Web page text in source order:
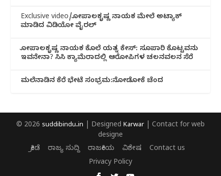
Exclusive video/ಗೋಪಾಲಕೃಷ್ಣ ನಾಯಕ ಮೇಲೆ ಅಟ್ಯಾಕ್
ಮಾಡಿದ ವಿಡಿಯೋ ವೈರಲ್
ಗೋಪಾಲಕೃಷ್ಣ ನಾಯಕ ಕೊಲೆ ಯತ್ನ ಕೇಸ್: ಸೂಪಾರಿ ಕೊಟ್ಟವನು
ಇವನೇನಾ? ಸಿಸಿ ಕ್ಯಾಮೆರಾದಲ್ಲಿ ಆರೋಪಿಗಳ ಚಲನವಲನ ಸೆರೆ
ಮಲೆನಾಡಿ‌ನ ಕೆರೆ ಭೇಟೆ ಸಂಭ್ರಮ:ನೋಡೋಕೆ ಚೆಂದ
© 2026 suddibindu.in | Designed Karwar | Contact for web
designe
ಕ್ರೀಡೆ
ರಾಜ್ಯ ಸುದ್ದಿ ರಾಜಕೀಯ ವಿಶೇಷ
Contact us
Privacy Policy